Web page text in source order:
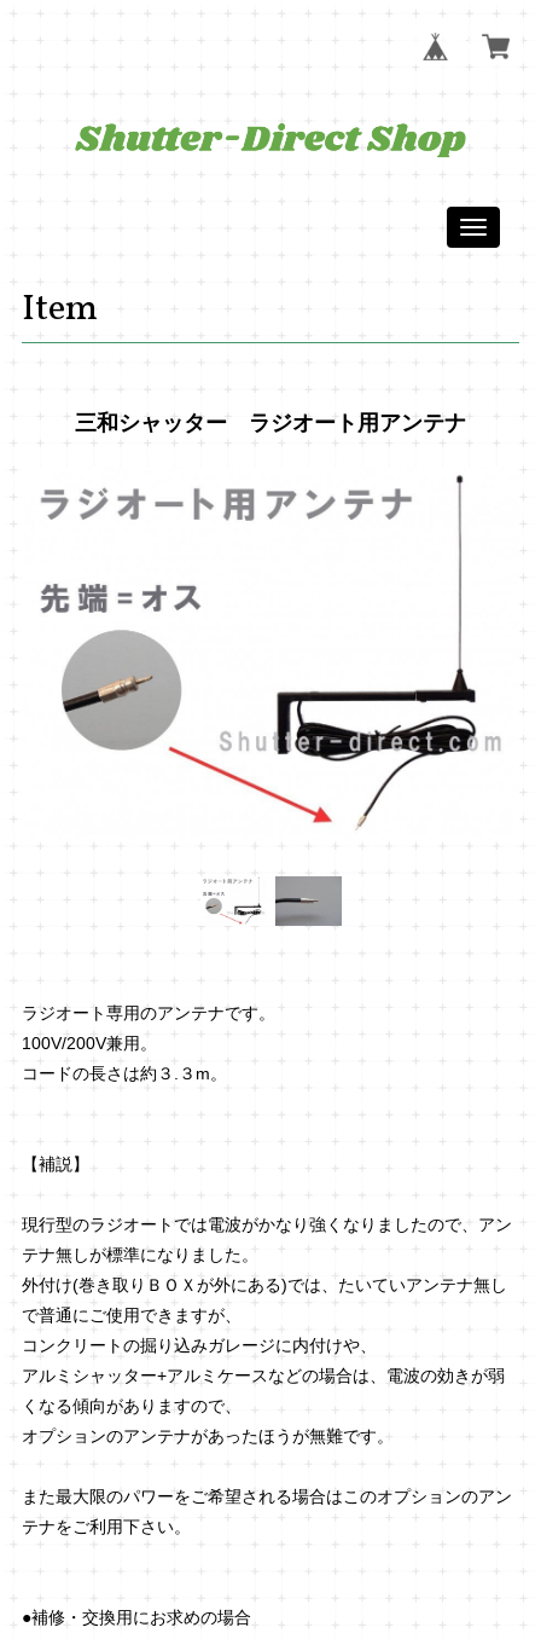
Toggle
Item
三和シャッター ラジオート用アンテナ
ラジオート専用のアンテナです。
100V/200V兼用。
コードの長さは約３.３m。
【補説】
現行型のラジオートでは電波がかなり強くなりましたので、アン
テナ無しが標準になりました。
外付け(巻き取りＢＯＸが外にある)では、たいていアンテナ無し
で普通にご使用できますが、
コンクリートの掘り込みガレージに内付けや、
アルミシャッター+アルミケースなどの場合は、電波の効きが弱
くなる傾向がありますので、
オプションのアンテナがあったほうが無難です。
また最大限のパワーをご希望される場合はこのオプションのアン
テナをご利用下さい。
●補修・交換用にお求めの場合